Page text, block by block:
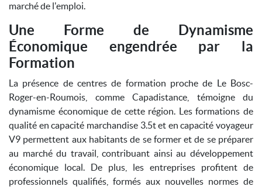
marché de l'emploi.
Une Forme de Dynamisme
Économique engendrée par la
Formation
La présence de centres de formation proche de Le Bosc-
Roger-en-Roumois, comme Capadistance, témoigne du
dynamisme économique de cette région. Les formations de
qualité en capacité marchandise 3.5t et en capacité voyageur
V9 permettent aux habitants de se former et de se préparer
au marché du travail, contribuant ainsi au développement
économique local. De plus, les entreprises profitent de
professionnels qualifiés, formés aux nouvelles normes de